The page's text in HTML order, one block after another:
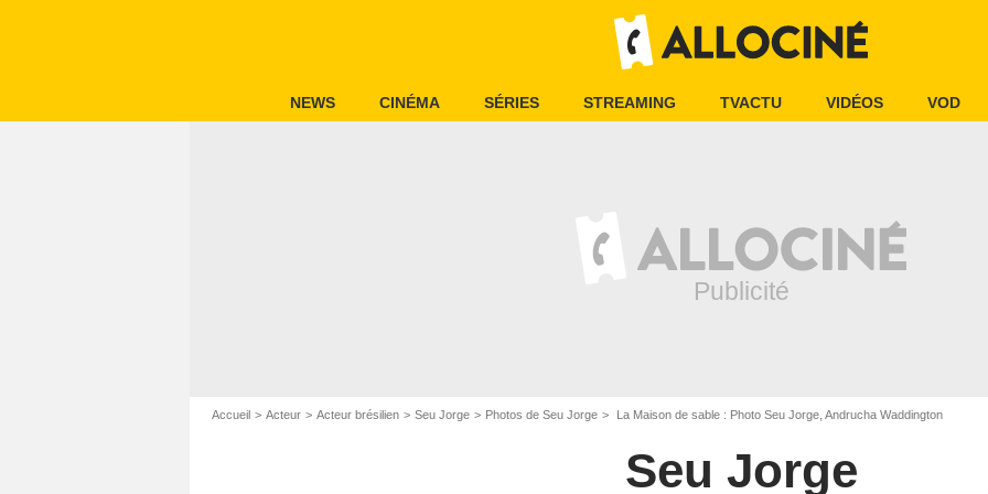
NEWS CINÉMA SÉRIES STREAMING TVACTU VIDÉOS VOD
Accueil Acteur Acteur brésilien Seu Jorge Photos de Seu Jorge La Maison de sable : Photo Seu Jorge, Andrucha Waddington
Seu Jorge